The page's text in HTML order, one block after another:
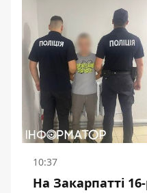
10:37
На Закарпатті